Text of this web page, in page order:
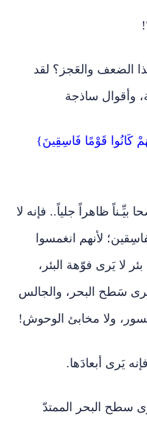
الضعف والعَجز؟ لقد
وأقوال ساذجة
كَانُوا قَوْمًا فَاسِقِينَ}
بيِّـناً ظاهراً جلياً.. فإنه لا
لأنهم انغمسوا
لا يَرى فوّهة البئر،
سَطح البحر، والجالس
ولا مخابئ الوحوش!
يَرى أبعادَها.
سطح البحر الممتدّ